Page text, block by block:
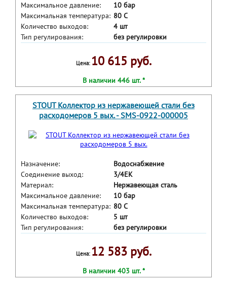
Максимальное давление:
10 бар
Максимальная температура: 80 С
Количество выходов:
4 шт
Тип регулирования:
без регулировки
Цена: 10 615 руб.
В наличии 446 шт. *
STOUT Коллектор из нержавеющей стали без
расходомеров 5 вых. - SMS-0922-000005
Назначение:
Водоснабжение
Соединение выход:
3/4ЕК
Материал:
Нержавеющая сталь
Максимальное давление:
10 бар
Максимальная температура: 80 С
Количество выходов:
5 шт
Тип регулирования:
без регулировки
Цена: 12 583 руб.
В наличии 403 шт. *